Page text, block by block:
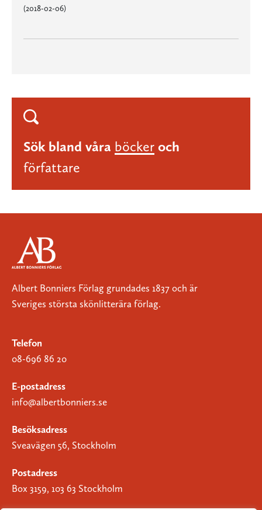
(2018-02-06)
Sök bland våra böcker och
författare
Albert Bonniers Förlag grundades 1837 och är
Sveriges största skönlitterära förlag.
Telefon
08-696 86 20
E-postadress
info@albertbonniers.se
Besöksadress
Sveavägen 56, Stockholm
Postadress
Box 3159, 103 63 Stockholm